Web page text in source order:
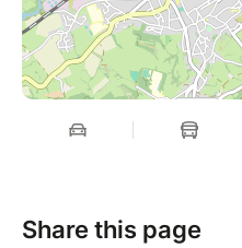
Share this page